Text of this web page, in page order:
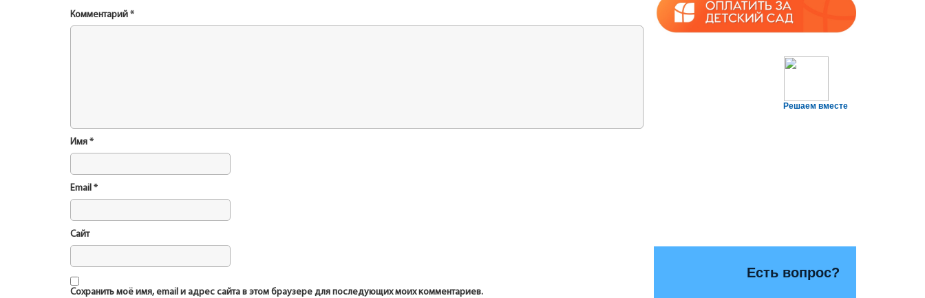
Комментарий *
Имя *
Email *
Сайт
Сохранить моё имя, email и адрес сайта в этом браузере для последующих моих комментариев.
Решаем вместе
Есть вопрос?